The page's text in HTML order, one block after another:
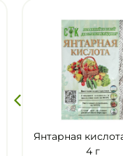
Янтарная кислота,